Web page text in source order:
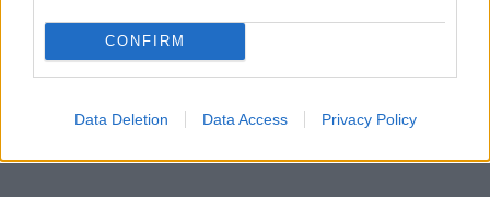
CONFIRM
Data Deletion Data Access Privacy Policy
Friss ábrán a Duna vízszintje - Paksnál csak
HÍREK 3 órája